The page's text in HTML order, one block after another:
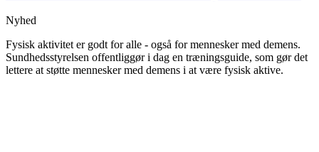
Nyhed
Fysisk aktivitet er godt for alle - også for mennesker med demens.
Sundhedsstyrelsen offentliggør i dag en træningsguide, som gør det
lettere at støtte mennesker med demens i at være fysisk aktive.